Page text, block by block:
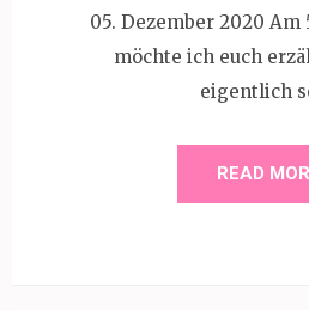
05. Dezember 2020 Am
möchte ich euch
eigentlich
READ